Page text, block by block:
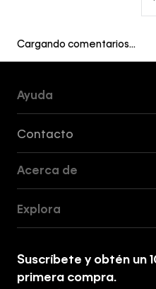
Cargando comentarios…
Ayuda
Contacto
Acerca de
Tiendas
Explora
Suscríbete y obtén un
primera compra.